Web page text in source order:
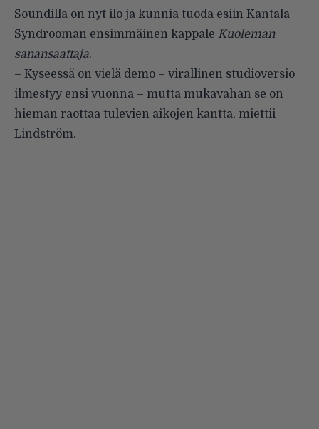
Soundilla on nyt ilo ja kunnia tuoda esiin Kantala
Syndrooman ensimmäinen kappale Kuoleman
sanansaattaja.
– Kyseessä on vielä demo – virallinen studioversio
ilmestyy ensi vuonna – mutta mukavahan se on
hieman raottaa tulevien aikojen kantta, miettii
Lindström.